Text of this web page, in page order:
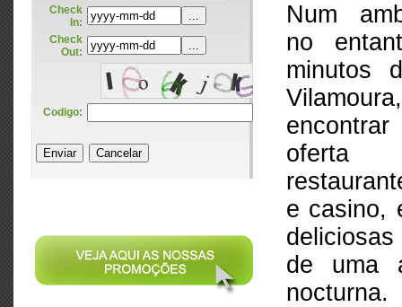
Check
In:
Check
Out:
Codigo:
Num
no
minutos
oferta
e casino,
de uma
nocturna.